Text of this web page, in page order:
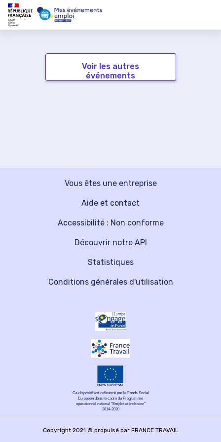
Voir les autres
événements
Vous êtes une entreprise
Découvrir notre API
Aide et contact
Statistiques
Accessibilité : Non conforme
Conditions générales d'utilisation
Ce dispositif est cofinancé par le Fonds Social
Européen dans le cadre du Programme
opérationnel national "Emploi et inclusion"
2014-2020
Copyright 2021 © propulsé par FRANCE TRAVAIL